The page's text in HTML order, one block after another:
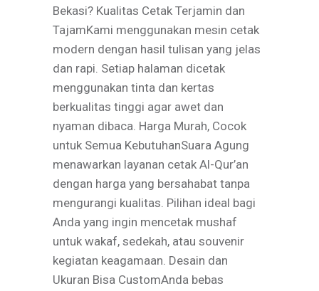
Bekasi? Kualitas Cetak Terjamin dan
TajamKami menggunakan mesin cetak
modern dengan hasil tulisan yang jelas
dan rapi. Setiap halaman dicetak
menggunakan tinta dan kertas
berkualitas tinggi agar awet dan
nyaman dibaca. Harga Murah, Cocok
untuk Semua KebutuhanSuara Agung
menawarkan layanan cetak Al-Qur’an
dengan harga yang bersahabat tanpa
mengurangi kualitas. Pilihan ideal bagi
Anda yang ingin mencetak mushaf
untuk wakaf, sedekah, atau souvenir
kegiatan keagamaan. Desain dan
Ukuran Bisa CustomAnda bebas